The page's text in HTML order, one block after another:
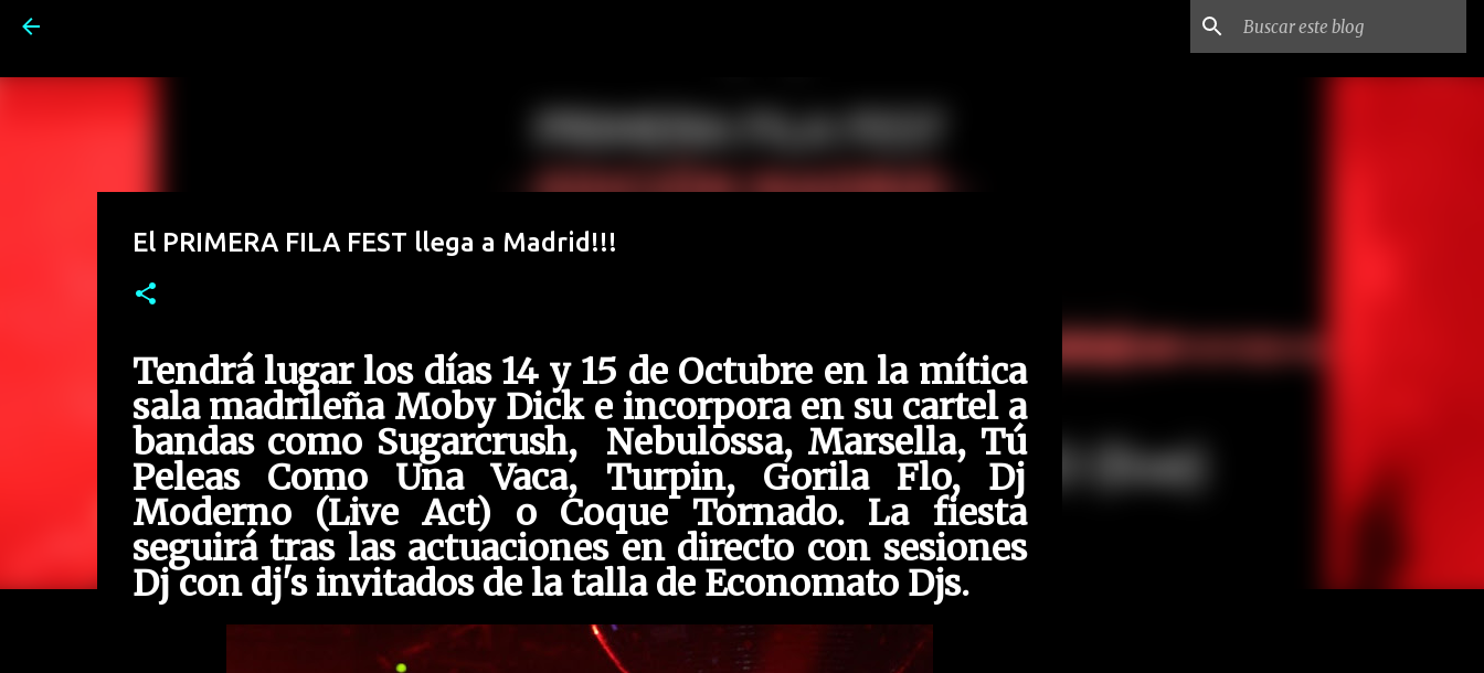
El PRIMERA FILA FEST llega a Madrid!!!
Tendrá lugar los días 14 y 15 de Octubre en la mítica
sala madrileña Moby Dick e incorpora en su cartel a
bandas como Sugarcrush, Nebulossa, Marsella, Tú
Peleas Como Una Vaca, Turpin, Gorila Flo, Dj
Moderno (Live Act) o Coque Tornado. La fiesta
seguirá tras las actuaciones en directo con sesiones
Dj con dj's invitados de la talla de Economato Djs.